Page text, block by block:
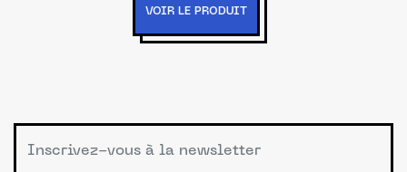
VOIR LE PRODUIT